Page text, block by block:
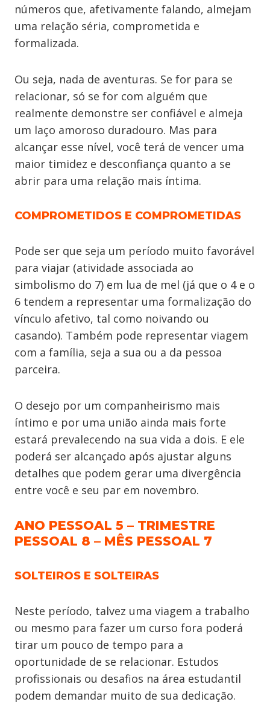
números que, afetivamente falando, almejam
uma relação séria, comprometida e
formalizada.
Ou seja, nada de aventuras. Se for para se
relacionar, só se for com alguém que
realmente demonstre ser confiável e almeja
um laço amoroso duradouro. Mas para
alcançar esse nível, você terá de vencer uma
maior timidez e desconfiança quanto a se
abrir para uma relação mais íntima.
COMPROMETIDOS E COMPROMETIDAS
Pode ser que seja um período muito favorável
para viajar (atividade associada ao
simbolismo do 7) em lua de mel (já que o 4 e o
6 tendem a representar uma formalização do
vínculo afetivo, tal como noivando ou
casando). Também pode representar viagem
com a família, seja a sua ou a da pessoa
parceira.
O desejo por um companheirismo mais
íntimo e por uma união ainda mais forte
estará prevalecendo na sua vida a dois. E ele
poderá ser alcançado após ajustar alguns
detalhes que podem gerar uma divergência
entre você e seu par em novembro.
ANO PESSOAL 5 – TRIMESTRE
PESSOAL 8 – MÊS PESSOAL 7
SOLTEIROS E SOLTEIRAS
Neste período, talvez uma viagem a trabalho
ou mesmo para fazer um curso fora poderá
tirar um pouco de tempo para a
oportunidade de se relacionar. Estudos
profissionais ou desafios na área estudantil
podem demandar muito de sua dedicação.